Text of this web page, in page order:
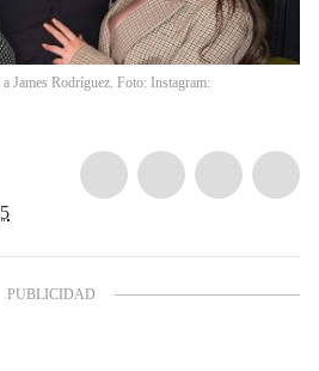
James Rodríguez. Foto: Instagram: